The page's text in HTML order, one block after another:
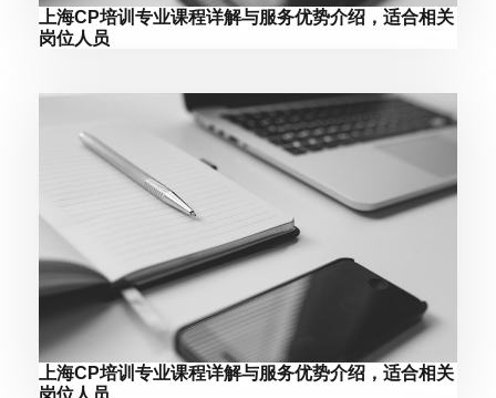
上海CP培训专业课程详解与服务优势介绍，适合相关
岗位人员
上海CP培训专业课程详解与服务优势介绍，适合相关